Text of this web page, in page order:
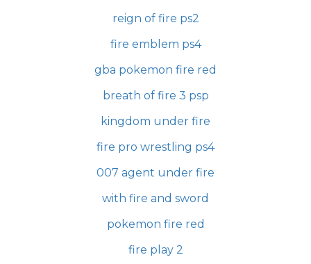
reign of fire ps2
fire emblem ps4
gba pokemon fire red
breath of fire 3 psp
kingdom under fire
fire pro wrestling ps4
007 agent under fire
with fire and sword
pokemon fire red
fire play 2